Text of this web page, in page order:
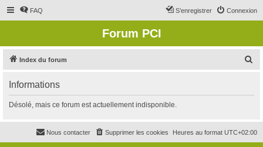
FAQ Connexion
S’enregistrer
Forum PCI
Index du forum
r
c
Informations
Désolé, mais ce forum est actuellement indisponible.
Heures au format UTC+02:00
Supprimer les cookies
Nous contacter